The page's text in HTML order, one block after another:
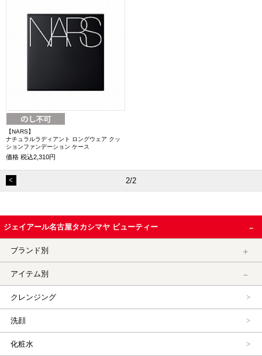
【NARS】
ナチュラルラディアント ロングウェア クッ
ションファンデーション ケース
価格 税込2,310円
2/2
ジェイアール名古屋タカシマヤ ビューティー
ブランド別
アイテム別
クレンジング
洗顔
化粧水